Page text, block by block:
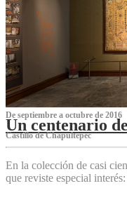
De septiembre a octubre de 2016
Un centenario
Castillo de Chapultepec
En la colección de casi
que reviste especial